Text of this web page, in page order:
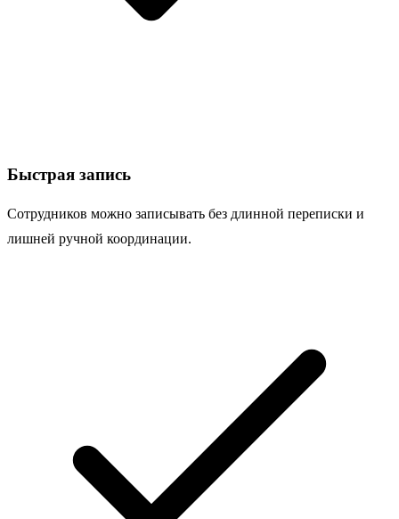
Быстрая запись
Сотрудников можно записывать без длинной переписки и
лишней ручной координации.